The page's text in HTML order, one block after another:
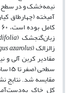
نیمه‌خشک و در سطح
کامل بوده است، ۶۰ درخت از چهار گونۀ ارس (
زبان‌گنجشک (
زالزالک (azarolus
مقادیر کربن آلی
کل خاک